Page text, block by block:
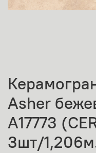
Asher
A17773
3шт/